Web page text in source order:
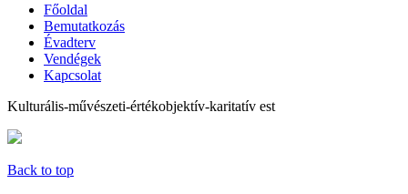
Főoldal
Bemutatkozás
Évadterv
Vendégek
Kapcsolat
Kulturális-művészeti-értékobjektív-karitatív est
Back to top